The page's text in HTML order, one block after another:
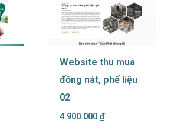
Website thu mua
đồng nát, phế liệu
02
4.900.000 ₫